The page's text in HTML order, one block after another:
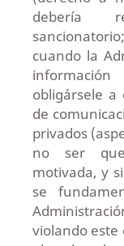
debería
cuando la
obligársele
de
privados
no ser
motivada, y
se
violando este